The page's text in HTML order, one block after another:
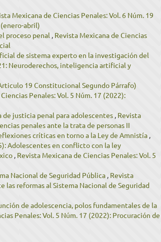
Mexicana de Ciencias Penales: Vol. 6 Núm. 19
abril)
proceso penal , Revista Mexicana de Ciencias
de sistema experto en la investigación del
Neuroderechos, inteligencia artificial y
19 Constitucional Segundo Párrafo)
Penales: Vol. 5 Núm. 17 (2022):
de justicia penal para adolescentes , Revista
penales ante la trata de personas II
críticas en torno a la Ley de Amnistía ,
Adolescentes en conflicto con la ley
, Revista Mexicana de Ciencias Penales: Vol. 5
Nacional de Seguridad Pública , Revista
las reformas al Sistema Nacional de Seguridad
de adolescencia, polos fundamentales de la
Penales: Vol. 5 Núm. 17 (2022): Procuración de